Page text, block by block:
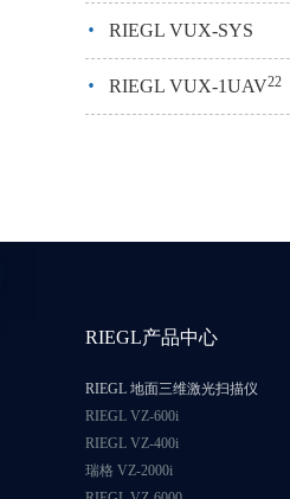
· RIEGL VUX-SYS
· RIEGL VUX-1UAV22
RIEGL产品中心
RIEGL 地面三维激光扫描仪
RIEGL VZ-600i
RIEGL VZ-400i
瑞格 VZ-2000i